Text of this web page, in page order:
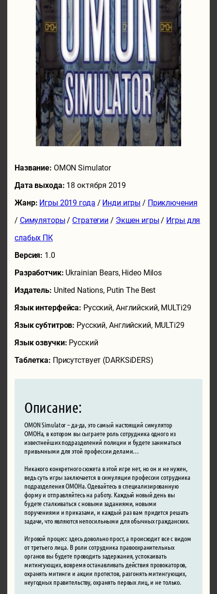
Название: OMON Simulator
Дата выхода: 18 октября 2019
Жанр: Игры 2019 года / Инди игры / Приключения
/ Симуляторы / Стратегии / Экшен игры / Игры для
слабых ПК
Версия: 1.0
Разработчик: Ukrainian Bears, Hideo Milos
Издатель: United Nations, Putin The Best
Язык интерфейса: Русский, Английский, MULTi29
Язык субтитров: Русский, Английский, MULTi29
Язык озвучки: Русский
Таблетка: Присутствует (DARKSiDERS)
Описание:
OMON Simulator – да-да, это самый настоящий симулятор
ОМОНа, в котором вы сыграете роль сотрудника одного из
известнейших подразделений полиции и будете заниматься
привычными для этой профессии делами…
Никакого конкретного сюжета в этой игре нет, но он и не нужен,
ведь суть игры заключается в симуляции профессии сотрудника
подразделения ОМОНа. Одевайтесь в специализированную
форму и отправляйтесь на работу. Каждый новый день вы
будете сталкиваться с новыми заданиями, новыми
поручениями и приказами, и каждый раз вам придется решать
задачи, что являются непосильными для обычных гражданских.
Игровой процесс здесь довольно прост, а происходит все с видом
от третьего лица. В роли сотрудника правоохранительных
органов вы будете проводить задержания, успокаивать
митингующих, вовремя останавливать действия провокаторов,
охранять митинги и акции протестов, разгонять митингующих,
неугодных правительству, охранять первых лиц, и не только.